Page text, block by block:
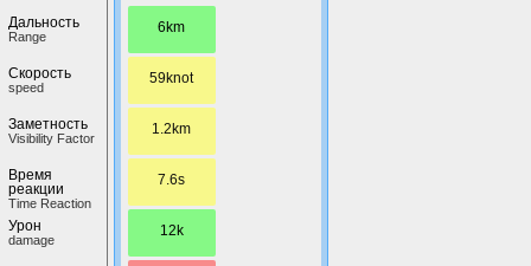
Дальность
Range
Скорость
speed
Заметность
Visibility Factor
Время
реакции
Time Reaction
Урон
damage
6km
59knot
1.2km
7.6s
12k